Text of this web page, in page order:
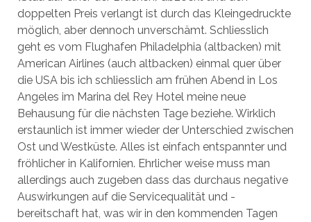
doppelten Preis verlangt ist durch das Kleingedruckte
möglich, aber dennoch unverschämt. Schliesslich
geht es vom Flughafen Philadelphia (altbacken) mit
American Airlines (auch altbacken) einmal quer über
die USA bis ich schliesslich am frühen Abend in Los
Angeles im Marina del Rey Hotel meine neue
Behausung für die nächsten Tage beziehe. Wirklich
erstaunlich ist immer wieder der Unterschied zwischen
Ost und Westküste. Alles ist einfach entspannter und
fröhlicher in Kalifornien. Ehrlicher weise muss man
allerdings auch zugeben dass das durchaus negative
Auswirkungen auf die Servicequalität und -
bereitschaft hat, was wir in den kommenden Tagen